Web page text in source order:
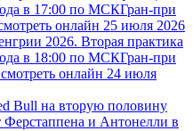
в 17:00 по МСКГран-при
онлайн 25 июля 2026
2026. Вторая практика
в 18:00 по МСКГран-при
онлайн 24 июля
Bull на вторую половину
и Антонелли в